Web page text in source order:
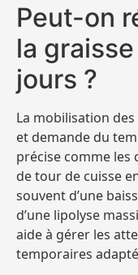
Peut-on
la
jours ?
La mobilisation
et demande du
précise comme les
de tour de cuisse
souvent d’une
d’une lipolyse
aide à gérer les
temporaires